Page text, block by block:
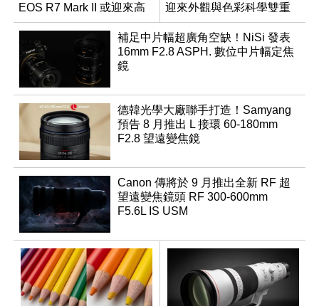
EOS R7 Mark II 或迎來高
速讀出升級
迎來外觀與色彩科學雙重
優化
補足中片幅超廣角空缺！NiSi 發表
16mm F2.8 ASPH. 數位中片幅定焦
鏡
德韓光學大廠聯手打造！Samyang
預告 8 月推出 L 接環 60-180mm
F2.8 望遠變焦鏡
Canon 傳將於 9 月推出全新 RF 超
望遠變焦鏡頭 RF 300-600mm
F5.6L IS USM